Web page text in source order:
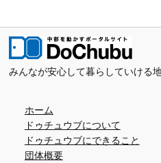
みんなが安心して暮らしていける
ホーム
ドゥチュウブについて
ドゥチュウブにできること
団体概要